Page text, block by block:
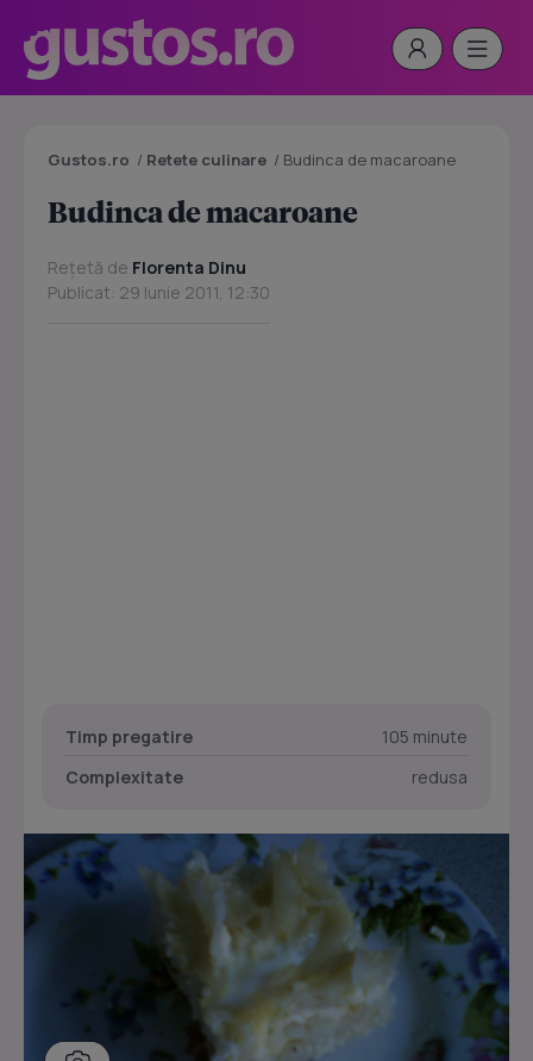
Gustos.ro / Retete culinare / Budinca de macaroane
Budinca de macaroane
Rețetă de Florenta Dinu
Publicat: 29 Iunie 2011, 12:30
Timp pregatire
105 minute
Complexitate
redusa